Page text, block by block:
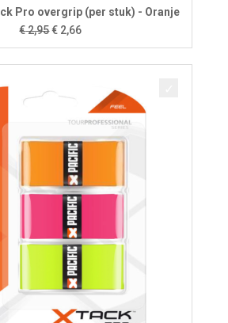
Pro overgrip (per stuk) - Oranje
€2,95Oorspronkelijke
prijs
was:
€ 2,66Huidige
prijs
is: